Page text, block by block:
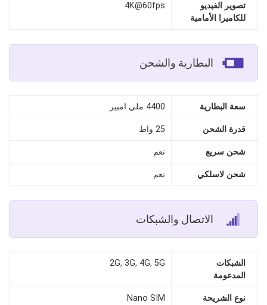
تصوير الفيديو
للكاميرا الأمامية
4K@60fps
البطارية والشحن
سعة البطارية 4400 ملي امبير
قدرة الشحن 25 واط
شحن سريع نعم
شحن لاسلكي نعم
الاتصال والشبكات
الشبكات
المدعومة
2G, 3G, 4G, 5G
نوع الشريحة Nano SIM